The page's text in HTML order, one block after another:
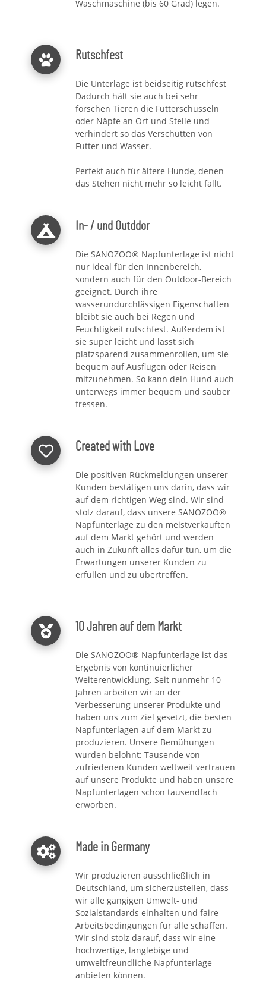
Waschmaschine (bis 60 Grad) legen.
Rutschfest
Die Unterlage ist beidseitig rutschfest
Dadurch hält sie auch bei sehr
forschen Tieren die Futterschüsseln
oder Näpfe an Ort und Stelle und
verhindert so das Verschütten von
Futter und Wasser.
Perfekt auch für ältere Hunde, denen
das Stehen nicht mehr so leicht fällt.
In- / und Outddor
Die SANOZOO® Napfunterlage ist nicht
nur ideal für den Innenbereich,
sondern auch für den Outdoor-Bereich
geeignet. Durch ihre
wasserundurchlässigen Eigenschaften
bleibt sie auch bei Regen und
Feuchtigkeit rutschfest. Außerdem ist
sie super leicht und lässt sich
platzsparend zusammenrollen, um sie
bequem auf Ausflügen oder Reisen
mitzunehmen. So kann dein Hund auch
unterwegs immer bequem und sauber
fressen.
Created with Love
Die positiven Rückmeldungen unserer
Kunden bestätigen uns darin, dass wir
auf dem richtigen Weg sind. Wir sind
stolz darauf, dass unsere SANOZOO®
Napfunterlage zu den meistverkauften
auf dem Markt gehört und werden
auch in Zukunft alles dafür tun, um die
Erwartungen unserer Kunden zu
erfüllen und zu übertreffen.
10 Jahren auf dem Markt
Die SANOZOO® Napfunterlage ist das
Ergebnis von kontinuierlicher
Weiterentwicklung. Seit nunmehr 10
Jahren arbeiten wir an der
Verbesserung unserer Produkte und
haben uns zum Ziel gesetzt, die besten
Napfunterlagen auf dem Markt zu
produzieren. Unsere Bemühungen
wurden belohnt: Tausende von
zufriedenen Kunden weltweit vertrauen
auf unsere Produkte und haben unsere
Napfunterlagen schon tausendfach
erworben.
Made in Germany
Wir produzieren ausschließlich in
Deutschland, um sicherzustellen, dass
wir alle gängigen Umwelt- und
Sozialstandards einhalten und faire
Arbeitsbedingungen für alle schaffen.
Wir sind stolz darauf, dass wir eine
hochwertige, langlebige und
umweltfreundliche Napfunterlage
anbieten können.